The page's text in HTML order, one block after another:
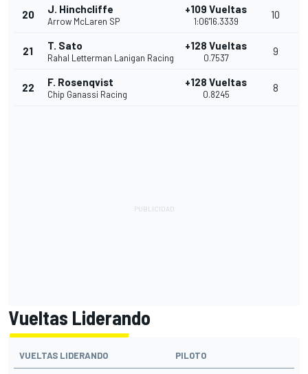
20 J. Hinchcliffe
Arrow McLaren SP
+109 Vueltas
1:06'16.3339
10
21 T. Sato
Rahal Letterman Lanigan Racing
+128 Vueltas
0.7537
9
22 F. Rosenqvist
Chip Ganassi Racing
+128 Vueltas
0.8245
8
Vueltas Liderando
VUELTAS LIDERANDO PILOTO